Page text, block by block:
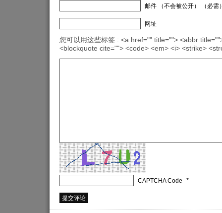
邮件 （不会被公开） （必需
网址
您可以用这些标签 : <a href="" title=""> <abbr
<blockquote cite=""> <code> <em> <i> <strike>
CAPTCHA Code *